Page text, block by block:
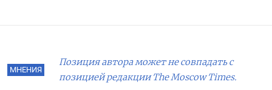
МНЕНИЯ
Позиция автора может не совпадать с
позицией редакции The Moscow Times.